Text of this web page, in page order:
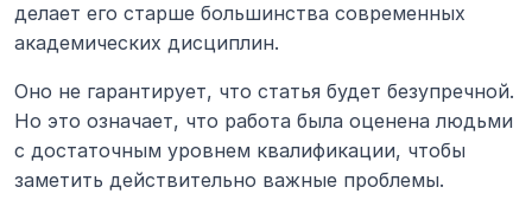
делает его старше большинства современных
академических дисциплин.
Оно не гарантирует, что статья будет безупречной.
Но это означает, что работа была оценена людьми
с достаточным уровнем квалификации, чтобы
заметить действительно важные проблемы.